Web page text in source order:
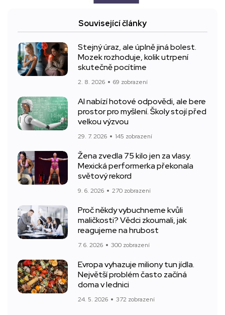
Související články
Stejný úraz, ale úplně jiná bolest.
Mozek rozhoduje, kolik utrpení
skutečně pocítíme
2. 8. 2026 69 zobrazení
AI nabízí hotové odpovědi, ale bere
prostor pro myšlení. Školy stojí před
velkou výzvou
29. 7. 2026 145 zobrazení
Žena zvedla 75 kilo jen za vlasy.
Mexická performerka překonala
světový rekord
9. 6. 2026 270 zobrazení
Proč někdy vybuchneme kvůli
maličkosti? Vědci zkoumali, jak
reagujeme na hrubost
7. 6. 2026 300 zobrazení
Evropa vyhazuje miliony tun jídla.
Největší problém často začíná
doma v lednici
24. 5. 2026 372 zobrazení